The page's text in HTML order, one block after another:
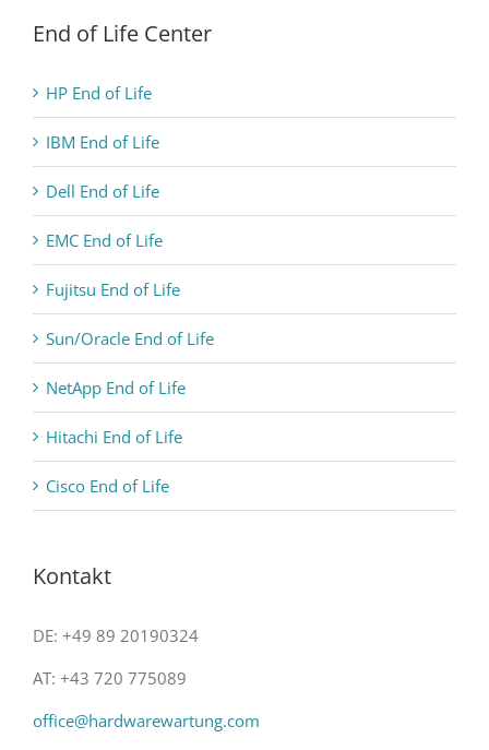
End of Life Center
HP End of Life
IBM End of Life
Dell End of Life
EMC End of Life
Fujitsu End of Life
Sun/Oracle End of Life
NetApp End of Life
Hitachi End of Life
Cisco End of Life
Kontakt
DE: +49 89 20190324
AT: +43 720 775089
office@hardwarewartung.com